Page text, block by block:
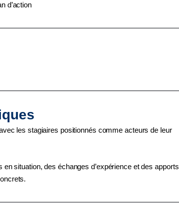
d’action
les stagiaires positionnés comme acteurs de leur
situation, des échanges d’expérience et des apports